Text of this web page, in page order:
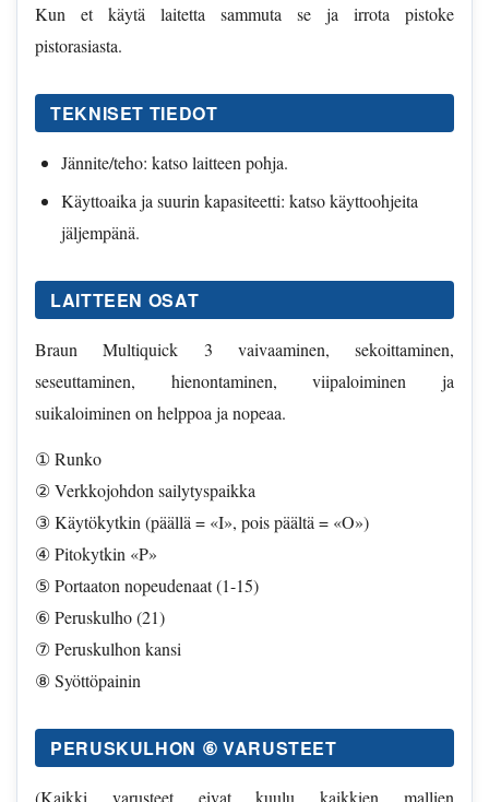
Kun et käytä laitetta sammuta se ja irrota pistoke
pistorasiasta.
TEKNISET TIEDOT
Jännite/teho: katso laitteen pohja.
Käyttoaika ja suurin kapasiteetti: katso käyttoohjeita
jäljempänä.
LAITTEEN OSAT
Braun Multiquick 3 vaivaaminen, sekoittaminen,
seseuttaminen, hienontaminen, viipaloiminen ja
suikaloiminen on helppoa ja nopeaa.
① Runko
② Verkkojohdon sailytyspaikka
③ Käytökytkin (päällä = «I», pois päältä = «O»)
④ Pitokytkin «P»
⑤ Portaaton nopeudenaat (1-15)
⑥ Peruskulho (21)
⑦ Peruskulhon kansi
⑧ Syöttöpainin
PERUSKULHON ⑥ VARUSTEET
(Kaikki varusteet eivat kuulu kaikkien mallien